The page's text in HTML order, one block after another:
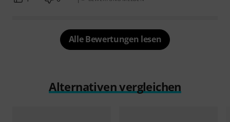
Alle Bewertungen lesen
Alternativen vergleichen